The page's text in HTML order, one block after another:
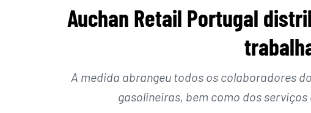
Auchan Retail Portugal
A medida abrangeu todos os colaboradores
gasolineiras, bem como dos